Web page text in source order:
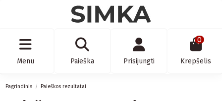
Menu Paieška Prisijungti
0
Krepšelis
Pagrindinis Paieškos rezultatai